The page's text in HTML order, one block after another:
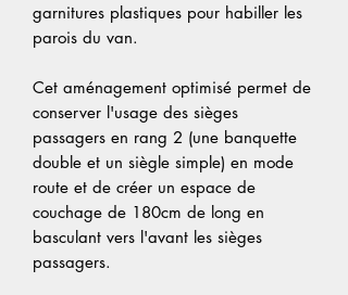
garnitures plastiques pour habiller les
parois du van.
Cet aménagement optimisé permet de
conserver l'usage des sièges
passagers en rang 2 (une banquette
double et un siègle simple) en mode
route et de créer un espace de
couchage de 180cm de long en
basculant vers l'avant les sièges
passagers.